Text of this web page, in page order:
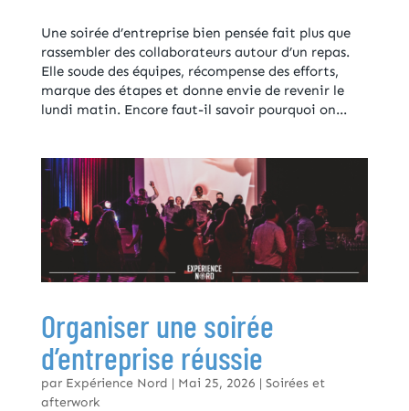
Une soirée d’entreprise bien pensée fait plus que
rassembler des collaborateurs autour d’un repas.
Elle soude des équipes, récompense des efforts,
marque des étapes et donne envie de revenir le
lundi matin. Encore faut-il savoir pourquoi on...
Organiser une soirée
d’entreprise réussie
par Expérience Nord | Mai 25, 2026 | Soirées et
afterwork